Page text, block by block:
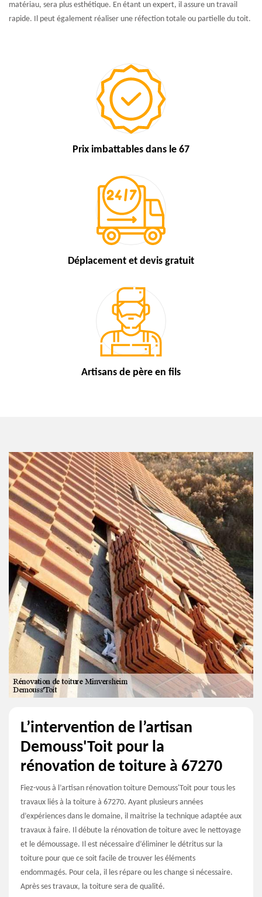
matériau, sera plus esthétique. En étant un expert, il assure un travail
rapide. Il peut également réaliser une réfection totale ou partielle du toit.
Prix imbattables dans le 67
Déplacement et devis gratuit
Artisans de père en fils
L’intervention de l’artisan
Demouss'Toit pour la
rénovation de toiture à 67270
Fiez-vous à l’artisan rénovation toiture Demouss'Toit pour tous les
travaux liés à la toiture à 67270. Ayant plusieurs années
d’expériences dans le domaine, il maitrise la technique adaptée aux
travaux à faire. Il débute la rénovation de toiture avec le nettoyage
et le démoussage. Il est nécessaire d’éliminer le détritus sur la
toiture pour que ce soit facile de trouver les éléments
endommagés. Pour cela, il les répare ou les change si nécessaire.
Après ses travaux, la toiture sera de qualité.